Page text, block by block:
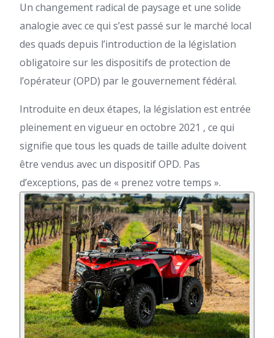
Un changement radical de paysage et une solide
analogie avec ce qui s’est passé sur le marché local
des quads depuis l’introduction de la législation
obligatoire sur les dispositifs de protection de
l’opérateur (OPD) par le gouvernement fédéral.
Introduite en deux étapes, la législation est entrée
pleinement en vigueur en octobre 2021 , ce qui
signifie que tous les quads de taille adulte doivent
être vendus avec un dispositif OPD. Pas
d’exceptions, pas de « prenez votre temps ».